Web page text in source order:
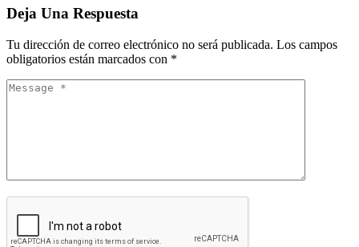
Deja Una Respuesta
Tu dirección de correo electrónico no será publicada. Los campos
obligatorios están marcados con *